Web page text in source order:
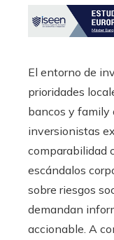
El entorno de
prioridades
bancos y
inversionistas
comparabilidad
escándalos
sobre riesgos
demandan
accionable. A